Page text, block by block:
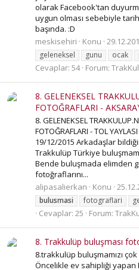
olarak Facebook'tan
uygun olması sebebiyle
başında. :D
meskisehiri
Konu
geleneksel
gunu ocak
Cevaplar: 54 Forum:
8. GELENEKSEL
FOTOĞRAFLARI -
8. GELENEKSEL
FOTOĞRAFLARI - TOL
19/12/2015 Arkadaşlar
Trakkulüp Türkiye
Bende buluşmada elimden
fotoğraflarını...
alipasalierkan
Konu
bulusmasi
fotograflari
Cevaplar: 25 Forum:
8. Trakkulüp buluşması
8.trakkulüp buluşmamızı
Öncelikle ev sahipliği yapan